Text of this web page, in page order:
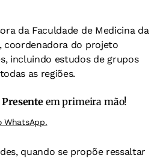
da Faculdade de Medicina da
coordenadora do projeto
incluindo estudos de grupos
as regiões.
em primeira mão!
WhatsApp.
quando se propõe ressaltar